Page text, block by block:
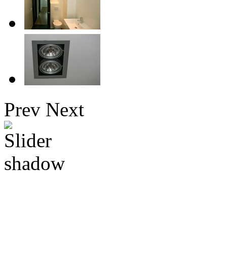
Prev Next